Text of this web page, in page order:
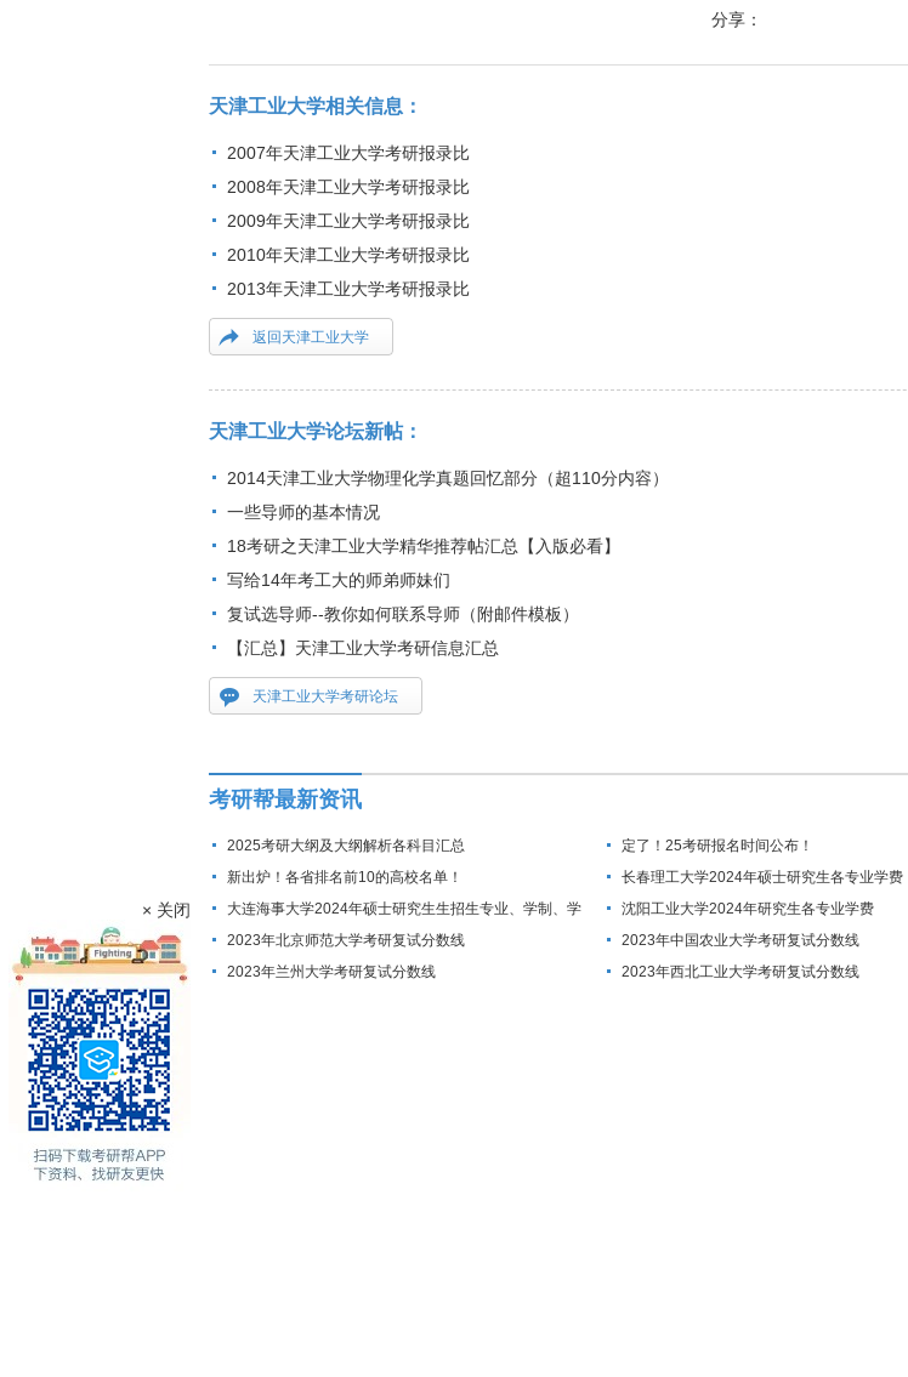
分享：
天津工业大学相关信息：
2007年天津工业大学考研报录比
2008年天津工业大学考研报录比
2009年天津工业大学考研报录比
2010年天津工业大学考研报录比
2013年天津工业大学考研报录比
返回天津工业大学
天津工业大学论坛新帖：
2014天津工业大学物理化学真题回忆部分（超110分内容）
一些导师的基本情况
18考研之天津工业大学精华推荐帖汇总【入版必看】
写给14年考工大的师弟师妹们
复试选导师--教你如何联系导师（附邮件模板）
【汇总】天津工业大学考研信息汇总
天津工业大学考研论坛
考研帮最新资讯
2025考研大纲及大纲解析各科目汇总
定了！25考研报名时间公布！
新出炉！各省排名前10的高校名单！
长春理工大学2024年硕士研究生各专业学费
大连海事大学2024年硕士研究生生招生专业、学制、学
费标准及拟招生人数
沈阳工业大学2024年研究生各专业学费
2023年北京师范大学考研复试分数线
2023年中国农业大学考研复试分数线
2023年兰州大学考研复试分数线
2023年西北工业大学考研复试分数线
× 关闭